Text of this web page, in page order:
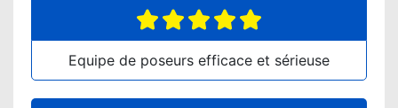
Equipe de poseurs efficace et sérieuse